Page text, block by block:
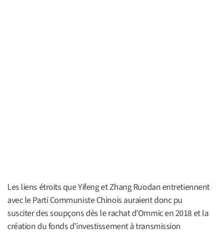
Les liens étroits que Yifeng et Zhang Ruodan entretiennent
avec le Parti Communiste Chinois auraient donc pu
susciter des soupçons dès le rachat d’Ommic en 2018 et la
création du fonds d’investissement à transmission